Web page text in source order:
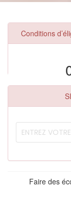
Conditions
Faire des